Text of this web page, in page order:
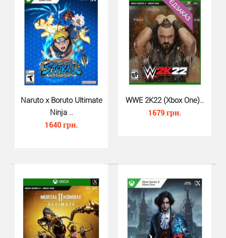
Mortal Kombat XI Xbox - это 11-ая часть легендарного
файтинга Mortal Kombat. Разработкой нового Mort..
Naruto x Boruto Ultimate
Ninja ..
1640 грн.
WWE 2K22 (Xbox One)..
1679 грн.